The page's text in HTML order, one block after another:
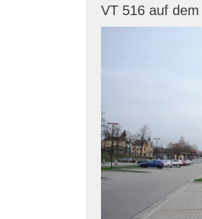
VT 516 auf